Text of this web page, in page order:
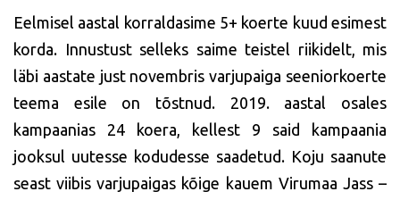
Eelmisel aastal korraldasime 5+ koerte kuud esimest
korda. Innustust selleks saime teistel riikidelt, mis
läbi aastate just novembris varjupaiga seeniorkoerte
teema esile on tõstnud. 2019. aastal osales
kampaanias 24 koera, kellest 9 said kampaania
jooksul uutesse kodudesse saadetud. Koju saanute
seast viibis varjupaigas kõige kauem Virumaa Jass –